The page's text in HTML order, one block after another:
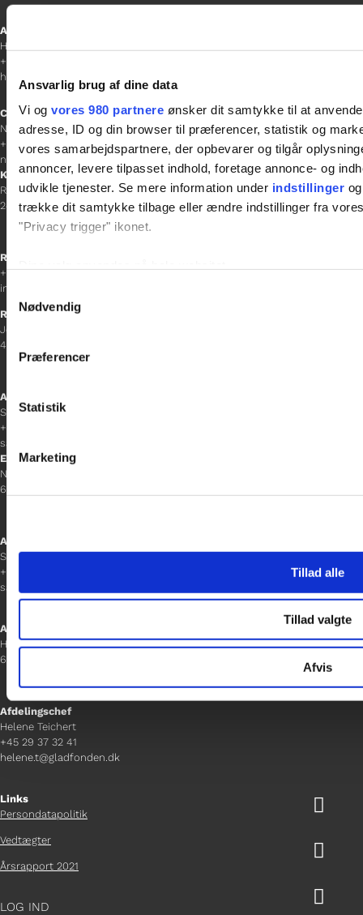
Ansvarlig brug af dine data
Vi og vores 980 partnere ønsker dit samtykke til at
adresse, ID og din browser til præferencer, statistik og
vores samarbejdspartnere, der opbevarer og tilgår
annoncer, levere tilpasset indhold, foretage annonce- og
udvikle tjenester. Se mere information under indstillinger
trække dit samtykke tilbage eller ændre indstillinger fra
"Privacy trigger" ikonet.
Vi bruger cookies til at tilpasse vores indhold og annoncer,
data med andre oplysninger, du har givet dem, eller som de
Samtykkevalg
Nødvendig
Præferencer
Statistik
Marketing
Tillad alle
Tillad valgte
Afvis
Ansvarshavende redaktør
Hanne Jensen
+45 30 20 68 35
hanne@gladfonden.dk
Chefredaktør
Nathalie Bitton
+45 26 25 17 65
nathalie@tv-glad.dk
København
Rentemestervej 45-47
2400 NV
Receptionen
+45 38 12 01 00
information@gladfonden.dk
Ringsted
Jernbanevej 8
4100 Ringsted
Afdelingschef
Sacha Lohmann Weiss
+45 40 27 91 11
sacha.lw@gladfonden.dk
Esbjerg
Norgesgade 1, 2. sal
6700 Esbjerg
Afdelingschef
Sanne Hansen
+45 23 69 19 35
sanne.h@gladfonden.dk
Aabenraa
H P Hanssens Gade 23, 2.
6200 Aabenraa
Afdelingschef
Helene Teichert
+45 29 37 32 41
helene.t@gladfonden.dk
Links
Persondatapolitik
Vedtægter
Årsrapport 2021
LOG IND


